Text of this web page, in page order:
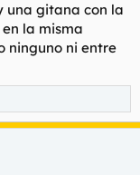
una gitana con la
la misma
ninguno ni entre